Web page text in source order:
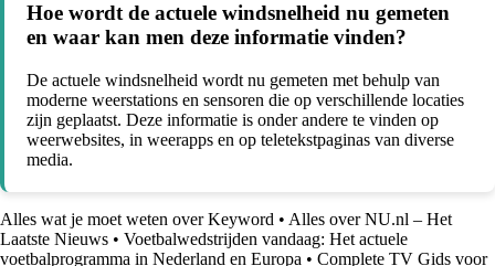
Hoe wordt de actuele windsnelheid nu gemeten
en waar kan men deze informatie vinden?
De actuele windsnelheid wordt nu gemeten met behulp van
moderne weerstations en sensoren die op verschillende locaties
zijn geplaatst. Deze informatie is onder andere te vinden op
weerwebsites, in weerapps en op teletekstpaginas van diverse
media.
Alles wat je moet weten over Keyword • Alles over NU.nl – Het
Laatste Nieuws • Voetbalwedstrijden vandaag: Het actuele
voetbalprogramma in Nederland en Europa • Complete TV Gids voor